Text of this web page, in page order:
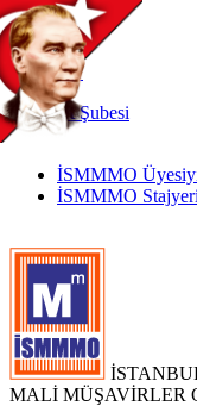
TR
|
EN
İnternetŞubesi
İSMMMO
İSMMMO
MALİ MÜŞAVİRLER